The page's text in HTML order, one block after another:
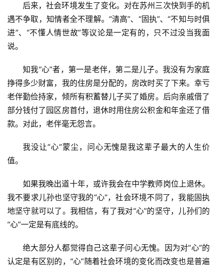
后来，社会环境发生了变化。对在苏州三次快到手的机
遇不争取，知情者全不理解。“清高”、“固执”、“不知与时俱
进”、“不懂人情世故”等议论是一定有的，只不过没当我面
说。
知我“心”者，第一是老伴，第二是儿子。我没有为家庭
挣得多少财富，我的住房是分配的，房改时买了下来。幸亏
老伴勤俭持家，倾所有积蓄替儿子买了婚房。后向亲戚借了
部分钱付了园区房首付，退休时用住房公积金和年金还了借
款。对此，老伴毫无怨言。
我没让“心”蒙尘，问心无愧是我这辈子最大的人生价
值。
如果我晚出道十年，或许我会在中学教师岗位上退休。
我不要求儿孙也坚守我的“心”，社会环境不同了，我能固执
地坚守就可以了。我相信，有了我对“心”的坚守，儿孙们的
“心”一定是有底线的。
绝大部分人都觉得自己这辈子问心无愧。因为对“心”的
认定是有区别的，“心”随着社会环境的变化而改变也是普遍